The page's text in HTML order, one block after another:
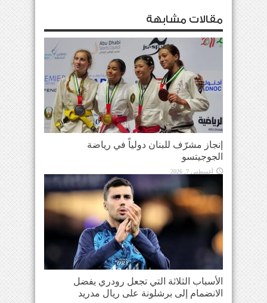
مقالات مشابهة
إنجاز مشرّف للبنان دولياً في رياضة
الجوجيتسو
أغسطس 7, 2026
الأسباب الثلاثة التي تجعل رودري يفضل
الانضمام إلى برشلونة على ريال مدريد